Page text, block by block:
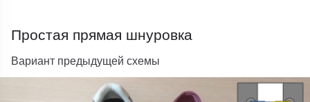
Простая прямая шнуровка
Вариант предыдущей схемы